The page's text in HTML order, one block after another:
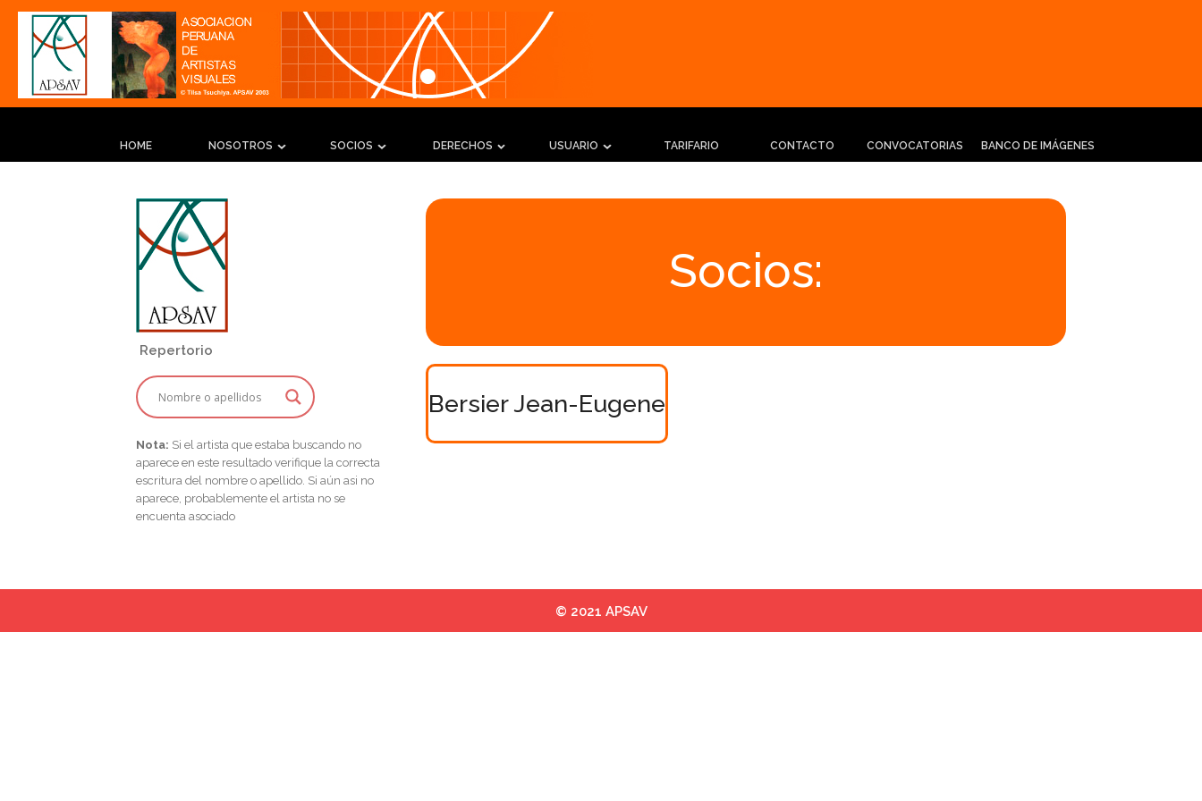
HOME NOSOTROS SOCIOS DERECHOS USUARIO TARIFARIO CONTACTO CONVOCATORIAS BANCO DE IMÁGENES
Repertorio
Nota: Si el artista que estaba buscando no
aparece en este resultado verifique la correcta
escritura del nombre o apellido. Si aún asi no
aparece, probablemente el artista no se
encuenta asociado
Socios:
Bersier Jean-Eugene
© 2021 APSAV